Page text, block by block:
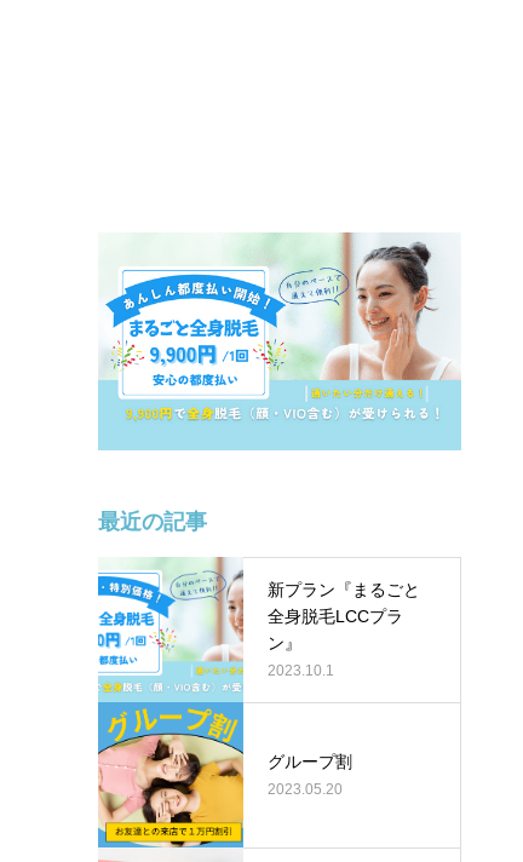
最近の記事
新プラン『まるごと
全身脱毛LCCプラ
ン』
2023.10.1
グループ割
2023.05.20